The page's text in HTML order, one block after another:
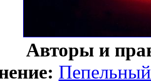
Авторы и